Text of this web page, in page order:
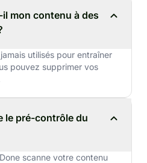
mon contenu à des
utilisés pour entraîner
pouvez supprimer vos
le pré-contrôle du
scanne votre contenu